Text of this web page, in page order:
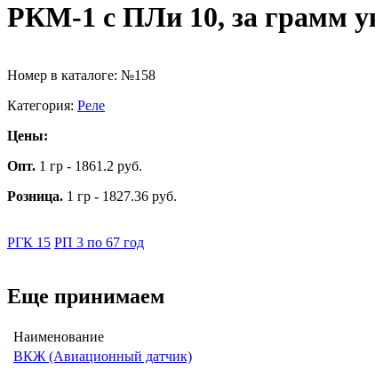
РКМ-1 с ПЛи 10, за грамм
Номер в каталоге: №158
Категория: Реле
Цены:
Опт. 1 гр - 1861.2 руб.
Розница. 1 гр - 1827.36 руб.
РГК 15 РП 3 по 67 год
Еще принимаем
Наименование
ВКЖ (Авиационный датчик)